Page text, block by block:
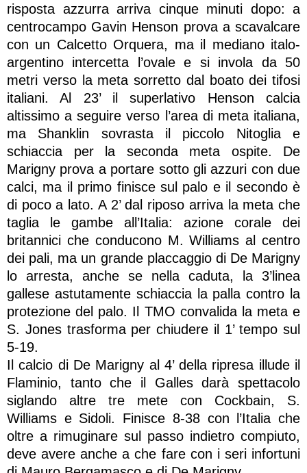
risposta azzurra arriva cinque minuti dopo: a
centrocampo Gavin Henson prova a scavalcare
con un Calcetto Orquera, ma il mediano italo-
argentino intercetta l’ovale e si invola da 50
metri verso la meta sorretto dal boato dei tifosi
italiani. Al 23’ il superlativo Henson calcia
altissimo a seguire verso l’area di meta italiana,
ma Shanklin sovrasta il piccolo Nitoglia e
schiaccia per la seconda meta ospite. De
Marigny prova a portare sotto gli azzuri con due
calci, ma il primo finisce sul palo e il secondo è
di poco a lato. A 2’ dal riposo arriva la meta che
taglia le gambe all’Italia: azione corale dei
britannici che conducono M. Williams al centro
dei pali, ma un grande placcaggio di De Marigny
lo arresta, anche se nella caduta, la 3’linea
gallese astutamente schiaccia la palla contro la
protezione del palo. Il TMO convalida la meta e
S. Jones trasforma per chiudere il 1’ tempo sul
5-19.
Il calcio di De Marigny al 4’ della ripresa illude il
Flaminio, tanto che il Galles darà spettacolo
siglando altre tre mete con Cockbain, S.
Williams e Sidoli. Finisce 8-38 con l’Italia che
oltre a rimuginare sul passo indietro compiuto,
deve avere anche a che fare con i seri infortuni